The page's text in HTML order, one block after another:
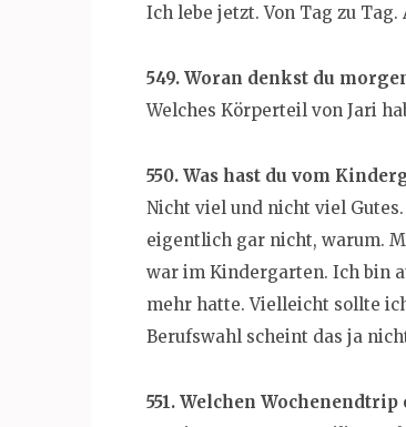
Ich lebe jetzt. Von Tag zu
549. Woran denkst du
Welches Körperteil von Jari
550. Was hast du vom
Nicht viel und nicht viel
eigentlich gar nicht, warum.
war im Kindergarten. Ich bin
mehr hatte. Vielleicht sollte
Berufswahl scheint das ja
551. Welchen